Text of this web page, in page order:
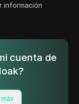
información
cuenta de